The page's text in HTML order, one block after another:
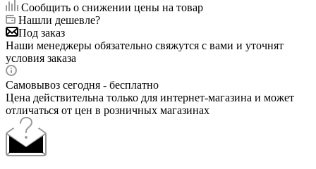
Сообщить о снижении цены на товар
Нашли дешевле?
Под заказ
Наши менеджеры обязательно свяжутся с вами и уточнят
условия заказа
Самовывоз сегодня - бесплатно
Цена действительна только для интернет-магазина и может
отличаться от цен в розничных магазинах